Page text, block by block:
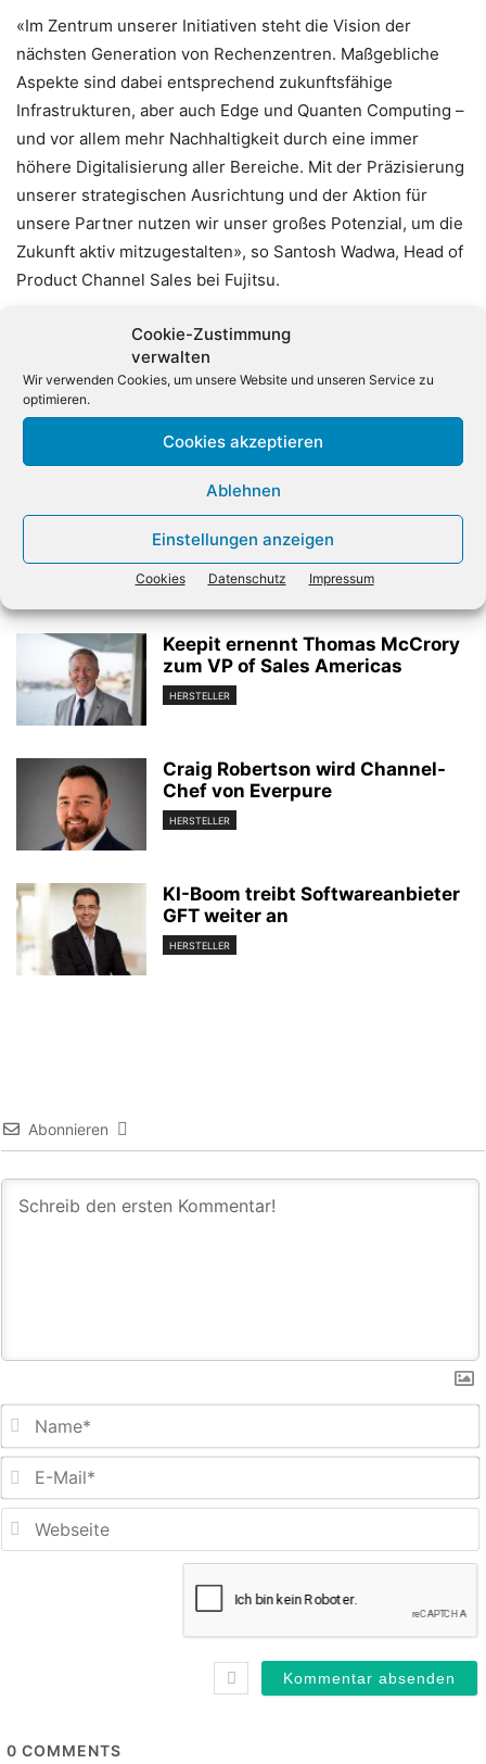
Cookie-Zustimmung
verwalten
Wir verwenden Cookies, um unsere Website und unseren Service zu
optimieren.
Cookies akzeptieren
Ablehnen
Einstellungen anzeigen
Cookies Datenschutz Impressum
«Im Zentrum unserer Initiativen steht die Vision der
nächsten Generation von Rechenzentren. Maßgebliche
Aspekte sind dabei entsprechend zukunftsfähige
Infrastrukturen, aber auch Edge und Quanten Computing –
und vor allem mehr Nachhaltigkeit durch eine immer
höhere Digitalisierung aller Bereiche. Mit der Präzisierung
unserer strategischen Ausrichtung und der Aktion für
unsere Partner nutzen wir unser großes Potenzial, um die
Zukunft aktiv mitzugestalten», so Santosh Wadwa, Head of
Product Channel Sales bei Fujitsu.
Vorheriger Artikel
Nachfrage mit mehr Gewinn
Nächster Artikel
Künstliche Intelligenz?
Verwandte Artikel
Keepit ernennt Thomas McCrory
zum VP of Sales Americas
HERSTELLER
Craig Robertson wird Channel-
Chef von Everpure
HERSTELLER
KI-Boom treibt Softwareanbieter
GFT weiter an
HERSTELLER
Abonnieren
0 COMMENTS